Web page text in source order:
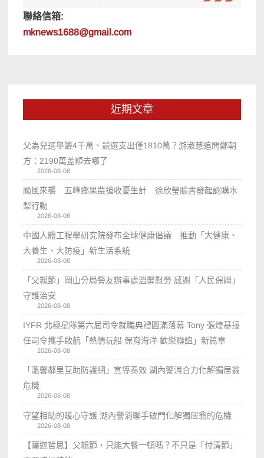
聯絡信箱:
mknews1688@gmail.com
近期文章
父為兒選舉籌4千萬、競選支出僅1810萬？游淑慧追問鄭朝
方：2190萬差額去哪了
2026-08-08
颱風來襲 五峰鄉果農搶收憂生計 徐欣瑩臉書發起認購水
梨行動
2026-08-08
中國人體工程學研究院發布全球健康倡議 推動「大健康、
大養生、大防疫」新生活系統
2026-08-08
「父親節」岡山分局警友辦事處溫馨慰勞 感謝「人民保姆」
守護治安
2026-08-08
IYFR 北極星隊第六屆司令就職典禮圓滿落幕 Tony 張煌基接
任司令攜手啟航「熱情玩船 保育海洋 歡樂聯誼」新篇章
2026-08-08
「溫馨鄰里互助防護網」宣導奏效 湖內警消合力化解獨居翁
危機
2026-08-08
守望相助的暖心守護 湖內警消聯手破門化解獨居翁的危機
2026-08-08
【薩迦哲思】父親節，只能大餐一頓嗎？不只是「付清節」